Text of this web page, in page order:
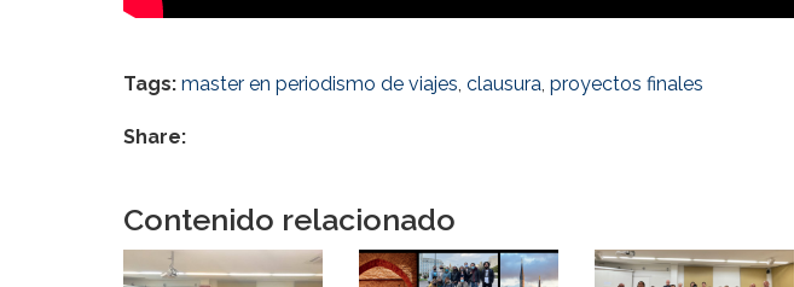
Tags: master en periodismo de viajes, clausura, proyectos finales
Share:
Contenido relacionado